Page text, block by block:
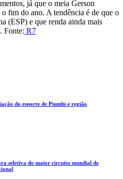
já que o meia Gerson
fim do ano. A tendência é de que o
(ESP) e que renda ainda mais
Fonte: R7
do esporte de Piumhi e região
seletiva do maior circuito mundial de